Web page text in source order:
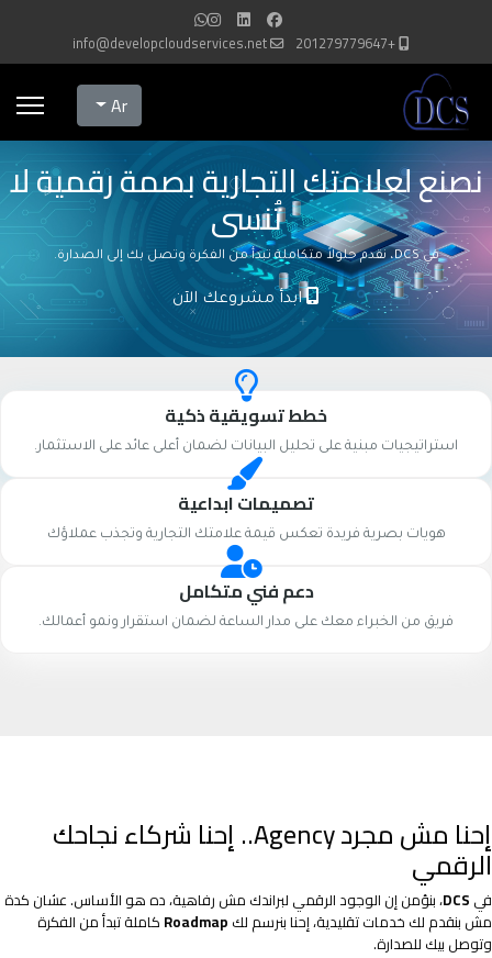
+201279779647
info@developcloudservices.net
Select your language
Ar
نصنع لعلامتك التجارية بصمة رقمية لا
تُنسى
في DCS، نقدم حلولاً متكاملة تبدأ من الفكرة وتصل بك إلى الصدارة.
ابدأ مشروعك الآن
خطط تسويقية ذكية
استراتيجيات مبنية على تحليل البيانات لضمان أعلى عائد على الاستثمار.
تصميمات ابداعية
هويات بصرية فريدة تعكس قيمة علامتك التجارية وتجذب عملاؤك
دعم فني متكامل
فريق من الخبراء معك على مدار الساعة لضمان استقرار ونمو أعمالك.
إحنا مش مجرد Agency.. إحنا شركاء نجاحك
الرقمي
في DCS، بنؤمن إن الوجود الرقمي لبراندك مش رفاهية، ده هو الأساس. عشان كدة
مش بنقدم لك خدمات تقليدية، إحنا بنرسم لك Roadmap كاملة تبدأ من الفكرة
وتوصل بيك للصدارة.